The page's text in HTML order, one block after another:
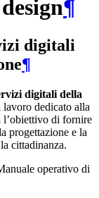
¶
digitali
¶
digitali della
dedicato alla
l’obiettivo di fornire
progettazione e la
cittadinanza.
operativo di